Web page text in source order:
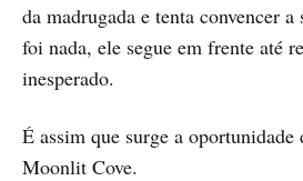
da madrugada e tenta convencer
foi nada, ele segue em frente até
inesperado.
É assim que surge a oportunidade
Moonlit Cove.